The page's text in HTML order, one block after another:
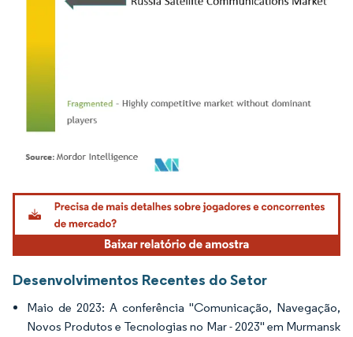
Imagem © Mordor Intelligence. O reuso requer atribuição conforme CC BY 4.0.
Desenvolvimentos Recentes do Setor
Maio de 2023: A conferência "Comunicação, Navegação,
Novos Produtos e Tecnologias no Mar - 2023" em Murmansk